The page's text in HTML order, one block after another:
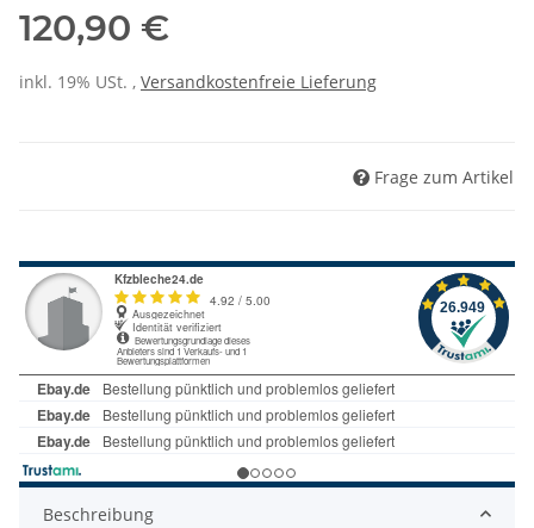
120,90 €
inkl. 19% USt. , Versandkostenfreie Lieferung
Frage zum Artikel
Beschreibung